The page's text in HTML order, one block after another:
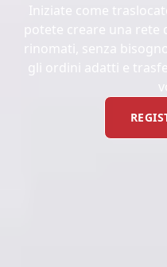
Iniziate come
potete creare una rete
rinomati, senza
gli ordini adatti e